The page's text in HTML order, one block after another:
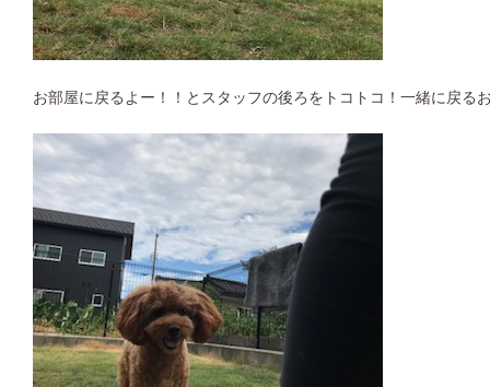
お部屋に戻るよー！！とスタッフの後ろをトコトコ！一緒に戻る